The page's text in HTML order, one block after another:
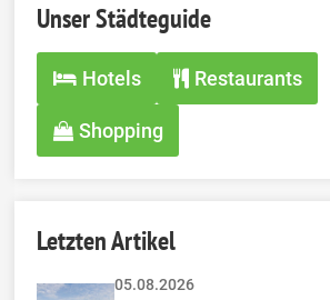
Unser Städteguide
Hotels Restaurants
Shopping
Letzten Artikel
05.08.2026